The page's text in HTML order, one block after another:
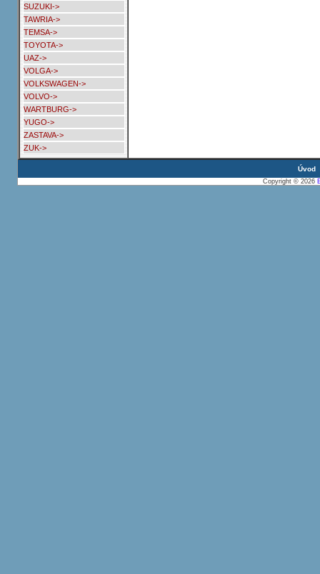
SUZUKI->
TAWRIA->
TEMSA->
TOYOTA->
UAZ->
VOLGA->
VOLKSWAGEN->
VOLVO->
WARTBURG->
YUGO->
ZASTAVA->
ZUK->
Úvod
Copyright © 2026